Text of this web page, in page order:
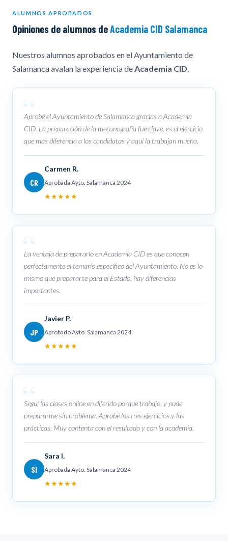
ALUMNOS APROBADOS
Opiniones de alumnos deAcademia CID Salamanca
Nuestros alumnos aprobados en el Ayuntamiento de
Salamanca avalan la experiencia de Academia CID
Aprobé el Ayuntamiento de Salamanca gracias a Academia
CID. La preparación de la mecanografía fue clave, es el ejercicio
que más diferencia a los candidatos y aquí la trabajan mucho.
CR
Carmen R.
Aprobada Ayto. Salamanca 2024
★★★★★
La ventaja de prepararlo en Academia CID es que conocen
perfectamente el temario específico del Ayuntamiento. No es lo
mismo que prepararse para el Estado, hay diferencias
importantes.
JP
Javier P.
Aprobado Ayto. Salamanca 2024
★★★★★
Seguí las clases online en diferido porque trabajo, y pude
prepararme sin problema. Aprobé los tres ejercicios y las
prácticas. Muy contenta con el resultado y con la academia.
SI
Sara I.
Aprobada Ayto. Salamanca 2024
★★★★★